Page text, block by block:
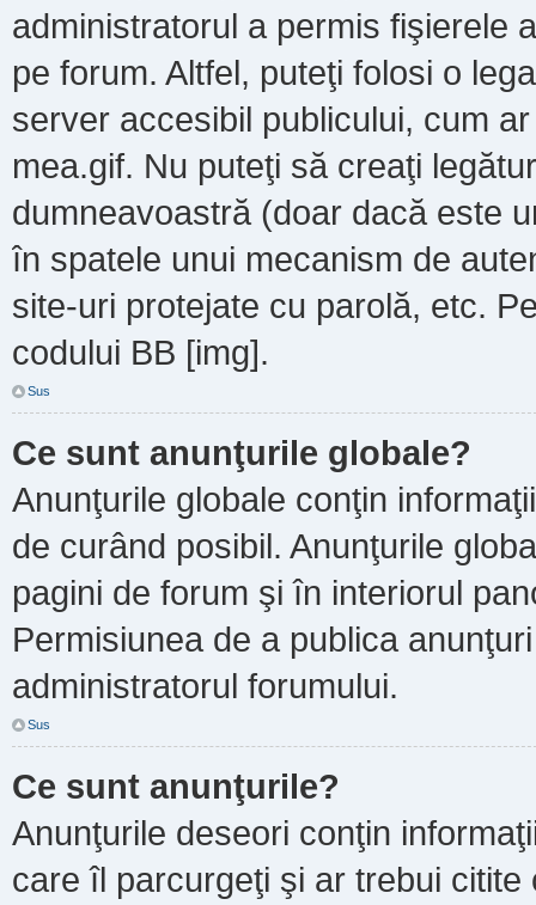
administratorul a permis fişierele
pe forum. Altfel, puteţi folosi o
server accesibil publicului, cum
mea.gif. Nu puteţi să creaţi
dumneavoastră (doar dacă este
în spatele unui mecanism de
site-uri protejate cu parolă, etc.
codului BB [img].
Sus
Ce sunt anunţurile globale?
Anunţurile globale conţin
de curând posibil. Anunţurile
pagini de forum şi în interiorul
Permisiunea de a publica
administratorul forumului.
Sus
Ce sunt anunţurile?
Anunţurile deseori conţin
care îl parcurgeţi şi ar trebui